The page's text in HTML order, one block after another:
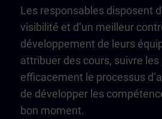
Les responsables disposent
visibilité et d’un meilleur
développement de leurs
attribuer des cours, suivre
efficacement le processus
de développer les
bon moment.